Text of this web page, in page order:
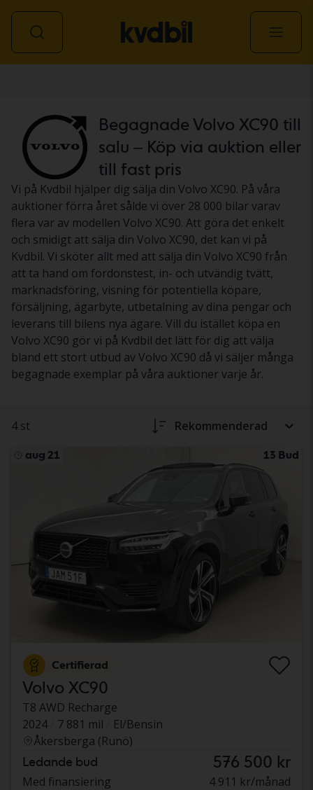
Begagnade Volvo XC90 till
salu – Köp via auktion eller
till fast pris
Vi på Kvdbil hjälper dig sälja din Volvo XC90. På våra
auktioner förra året sålde vi över 28 000 bilar varav
flera var av modellen Volvo XC90. Att göra det enkelt
och smidigt att sälja din Volvo XC90, det kan vi på
Kvdbil. Vi sköter allt med att sälja din Volvo XC90 från
att ta hand om fordonstest, in- och utvändig tvätt,
marknadsföring, visning för potentiella köpare,
försäljning, ägarbyte, utbetalning av dina pengar och
leverans till bilens nya ägare. Vill du istället köpa en
Volvo XC90 gör vi på Kvdbil det lätt för dig att välja
bland ett stort utbud av Volvo XC90 då vi säljer många
begagnade exemplar på våra auktioner varje år.
4 st Rekommenderad
aug 21 13 Bud
Certifierad
Volvo XC90
T8 AWD Recharge
2024
7 881 mil
El/Bensin
Åkersberga (Runö)
Ledande bud 576 500 kr
Med finansiering 4 911 kr/månad